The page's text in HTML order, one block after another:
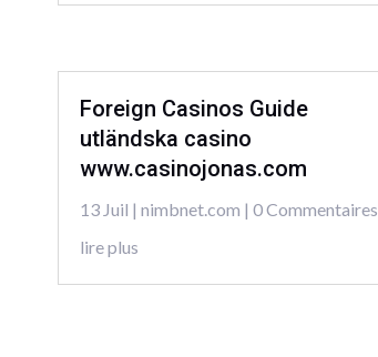
Foreign Casinos Guide
utländska casino
www.casinojonas.com
13 Juil | nimbnet.com | 0 Commentaires
lire plus